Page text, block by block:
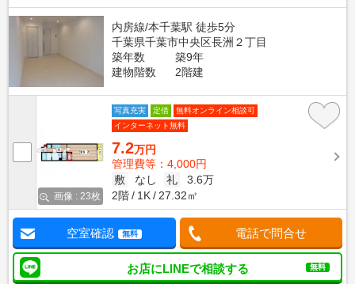
内房線/本千葉駅 徒歩5分
千葉県千葉市中央区長洲２丁目
築年数
築9年
建物階数
2階建
画像 : 23枚
写真充実 定借
無料オンライン相談可
インターネット無料
7.2万円
管理費等：4,000円
敷
なし 礼
3.6万
2階
1K 27.32㎡
空室確認 無料 電話で問合せ
お店にLINEで相談する 無料